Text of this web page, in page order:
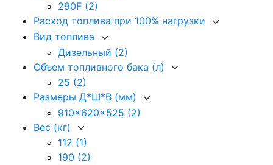
290F (2)
Расход топлива при 100% нагрузки
Вид топлива
Дизельный (2)
Объем топливного бака (л)
25 (2)
Размеры Д*Ш*В (мм)
910x620x525 (2)
Вес (кг)
112 (1)
190 (2)